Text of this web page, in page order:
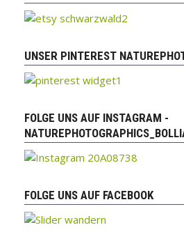
UNSER PINTEREST
FOLGE UNS AUF INSTAGRAM -
FOLGE UNS AUF FACEBOOK